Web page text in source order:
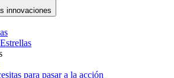
innovaciones
para pasar a la acción